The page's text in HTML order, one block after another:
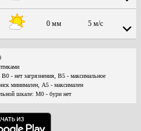
0 мм 5 м/с
- нет загрязнения, В5 - максимальное
минимален, А5 - максимален
шкале: М0 - бури нет